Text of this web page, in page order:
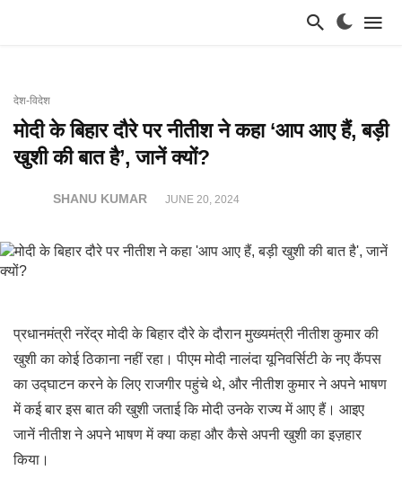
देश-विदेश
मोदी के बिहार दौरे पर नीतीश ने कहा ‘आप आए हैं, बड़ी
खुशी की बात है’, जानें क्यों?
SHANU KUMAR JUNE 20, 2024
प्रधानमंत्री नरेंद्र मोदी के बिहार दौरे के दौरान मुख्यमंत्री नीतीश कुमार की
खुशी का कोई ठिकाना नहीं रहा। पीएम मोदी नालंदा यूनिवर्सिटी के नए कैंपस
का उद्घाटन करने के लिए राजगीर पहुंचे थे, और नीतीश कुमार ने अपने भाषण
में कई बार इस बात की खुशी जताई कि मोदी उनके राज्य में आए हैं। आइए
जानें नीतीश ने अपने भाषण में क्या कहा और कैसे अपनी खुशी का इज़हार
किया।